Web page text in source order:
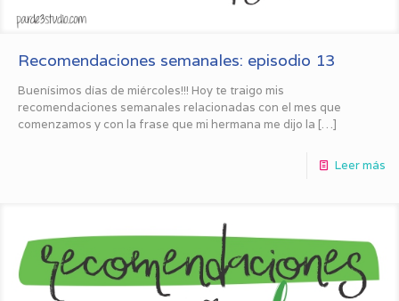
Recomendaciones semanales: episodio 13
Buenísimos días de miércoles!!! Hoy te traigo mis
recomendaciones semanales relacionadas con el mes que
comenzamos y con la frase que mi hermana me dijo la […]
Leer más